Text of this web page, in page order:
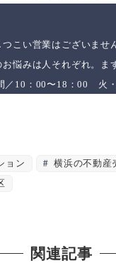
つこい営業はございませ
お悩みは人それぞれ。ま
／10：00〜18：00 火
ョン
横浜の不動産
関連記事